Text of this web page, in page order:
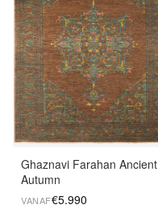
Ghaznavi Farahan Ancient
Autumn
VANAF€5.990